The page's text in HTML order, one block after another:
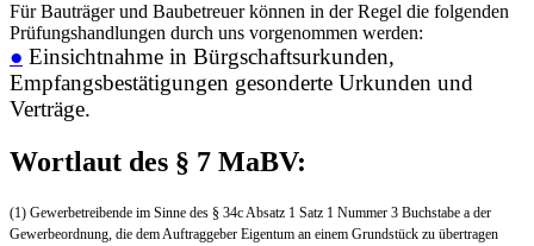
Für Bauträger und Baubetreuer können in der Regel die folgenden
Prüfungshandlungen durch uns vorgenommen werden:
● Einsichtnahme in Bürgschaftsurkunden,
Empfangsbestätigungen gesonderte Urkunden und
Verträge.
Wortlaut des § 7 MaBV:
(1) Gewerbetreibende im Sinne des § 34c Absatz 1 Satz 1 Nummer 3 Buchstabe a der
Gewerbeordnung, die dem Auftraggeber Eigentum an einem Grundstück zu übertragen